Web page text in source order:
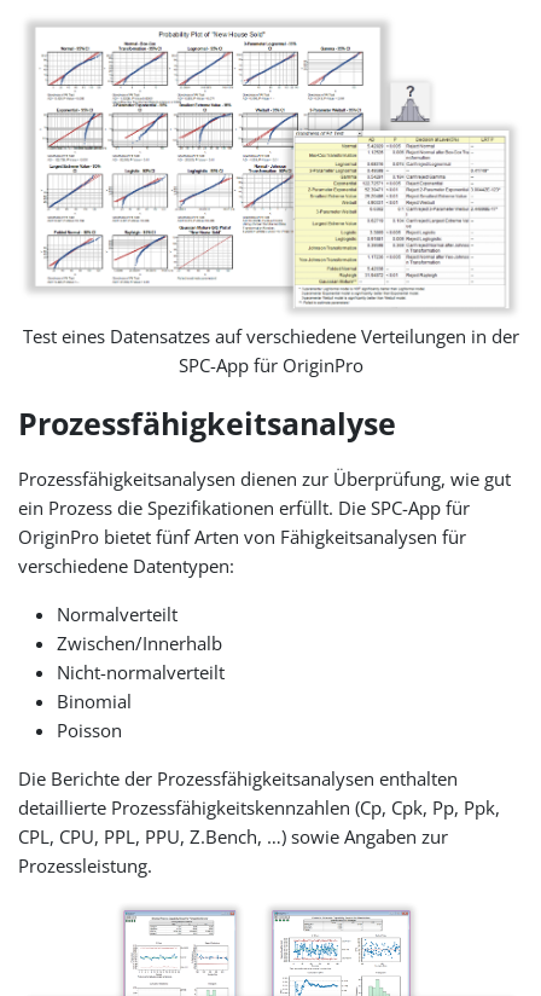
Test eines Datensatzes auf verschiedene Verteilungen in der
SPC-App für OriginPro
Prozessfähigkeitsanalyse
Prozessfähigkeitsanalysen dienen zur Überprüfung, wie gut
ein Prozess die Spezifikationen erfüllt. Die SPC-App für
OriginPro bietet fünf Arten von Fähigkeitsanalysen für
verschiedene Datentypen:
Normalverteilt
Zwischen/Innerhalb
Nicht-normalverteilt
Binomial
Poisson
Die Berichte der Prozessfähigkeitsanalysen enthalten
detaillierte Prozessfähigkeitskennzahlen (Cp, Cpk, Pp, Ppk,
CPL, CPU, PPL, PPU, Z.Bench, …) sowie Angaben zur
Prozessleistung.